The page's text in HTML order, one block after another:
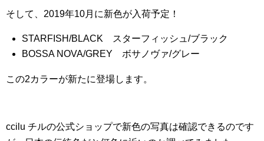
そして、2019年10月に新色が入荷予定！
STARFISH/BLACK スターフィッシュ/ブラック
BOSSA NOVA/GREY ボサノヴァ/グレー
この2カラーが新たに登場します。
ccilu チルの公式ショップで新色の写真は確認できるのです